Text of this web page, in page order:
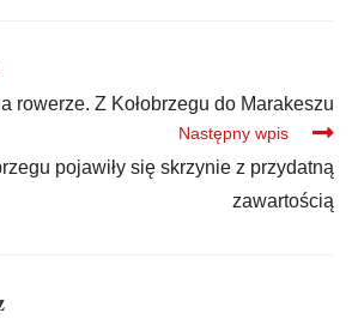
rowerze. Z Kołobrzegu do Marakeszu
Następny wpis
pojawiły się skrzynie z przydatną
zawartością